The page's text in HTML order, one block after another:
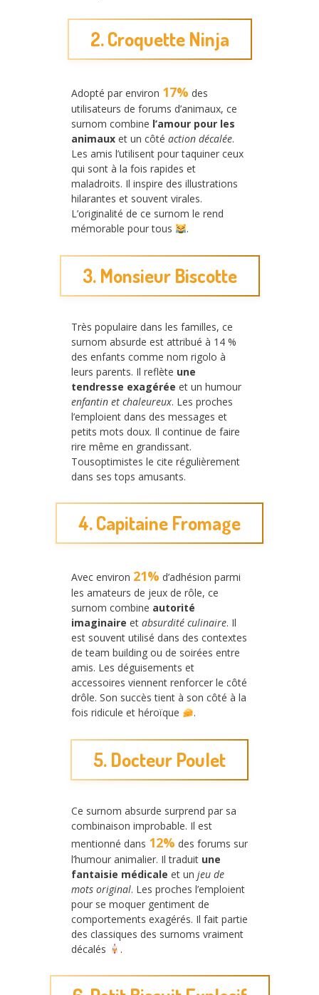
2. Croquette Ninja
Adopté par environ 17% des
utilisateurs de forums d’animaux, ce
surnom combine l’amour pour les
animaux et un côté action décalée.
Les amis l’utilisent pour taquiner ceux
qui sont à la fois rapides et
maladroits. Il inspire des illustrations
hilarantes et souvent virales.
L’originalité de ce surnom le rend
mémorable pour tous
.
3. Monsieur Biscotte
Très populaire dans les familles, ce
surnom absurde est attribué à 14 %
des enfants comme nom rigolo à
leurs parents. Il reflète une
tendresse exagérée et un humour
enfantin et chaleureux. Les proches
l’emploient dans des messages et
petits mots doux. Il continue de faire
rire même en grandissant.
Tousoptimistes le cite régulièrement
dans ses tops amusants.
4. Capitaine Fromage
Avec environ 21% d’adhésion parmi
les amateurs de jeux de rôle, ce
surnom combine autorité
imaginaire et absurdité culinaire. Il
est souvent utilisé dans des contextes
de team building ou de soirées entre
amis. Les déguisements et
accessoires viennent renforcer le côté
drôle. Son succès tient à son côté à la
fois ridicule et héroïque
.
5. Docteur Poulet
Ce surnom absurde surprend par sa
combinaison improbable. Il est
mentionné dans 12% des forums sur
l’humour animalier. Il traduit une
fantaisie médicale et un jeu de
mots original. Les proches l’emploient
pour se moquer gentiment de
comportements exagérés. Il fait partie
des classiques des surnoms vraiment
décalés
.